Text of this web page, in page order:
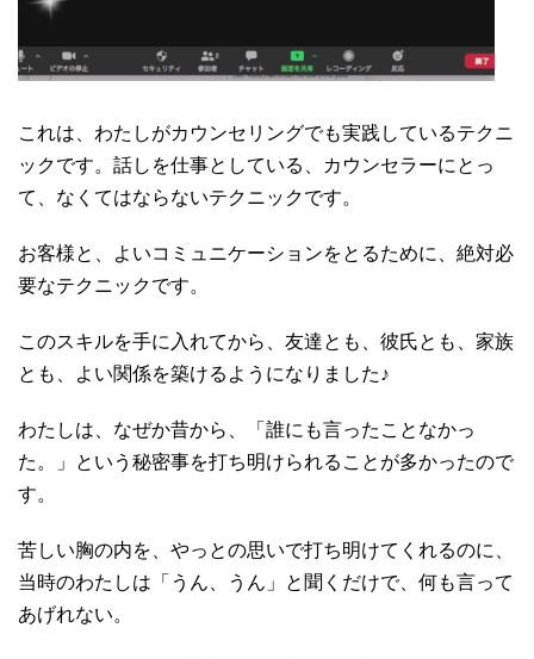
これは、わたしがカウンセリングでも実践しているテクニ
ックです。話しを仕事としている、カウンセラーにとっ
て、なくてはならないテクニックです。
お客様と、よいコミュニケーションをとるために、絶対必
要なテクニックです。
このスキルを手に入れてから、友達とも、彼氏とも、家族
とも、よい関係を築けるようになりました♪
わたしは、なぜか昔から、「誰にも言ったことなかっ
た。」という秘密事を打ち明けられることが多かったので
す。
苦しい胸の内を、やっとの思いで打ち明けてくれるのに、
当時のわたしは「うん、うん」と聞くだけで、何も言って
あげれない。